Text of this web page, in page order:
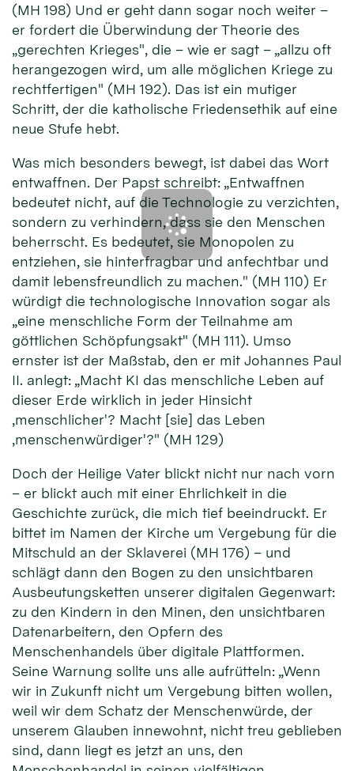
(MH 198) Und er geht dann sogar noch weiter –
er fordert die Überwindung der Theorie des
„gerechten Krieges", die – wie er sagt – „allzu oft
herangezogen wird, um alle möglichen Kriege zu
rechtfertigen" (MH 192). Das ist ein mutiger
Schritt, der die katholische Friedensethik auf eine
neue Stufe hebt.
Was mich besonders bewegt, ist dabei das Wort
entwaffnen. Der Papst schreibt: „Entwaffnen
bedeutet nicht, auf die Technologie zu verzichten,
sondern zu verhindern, dass sie den Menschen
beherrscht. Es bedeutet, sie Monopolen zu
entziehen, sie hinterfragbar und anfechtbar und
damit lebensfreundlich zu machen." (MH 110) Er
würdigt die technologische Innovation sogar als
„eine menschliche Form der Teilnahme am
göttlichen Schöpfungsakt" (MH 111). Umso
ernster ist der Maßstab, den er mit Johannes Paul
II. anlegt: „Macht KI das menschliche Leben auf
dieser Erde wirklich in jeder Hinsicht
‚menschlicher'? Macht [sie] das Leben
‚menschenwürdiger'?" (MH 129)
Doch der Heilige Vater blickt nicht nur nach vorn
– er blickt auch mit einer Ehrlichkeit in die
Geschichte zurück, die mich tief beeindruckt. Er
bittet im Namen der Kirche um Vergebung für die
Mitschuld an der Sklaverei (MH 176) – und
schlägt dann den Bogen zu den unsichtbaren
Ausbeutungsketten unserer digitalen Gegenwart:
zu den Kindern in den Minen, den unsichtbaren
Datenarbeitern, den Opfern des
Menschenhandels über digitale Plattformen.
Seine Warnung sollte uns alle aufrütteln: „Wenn
wir in Zukunft nicht um Vergebung bitten wollen,
weil wir dem Schatz der Menschenwürde, der
unserem Glauben innewohnt, nicht treu geblieben
sind, dann liegt es jetzt an uns, den